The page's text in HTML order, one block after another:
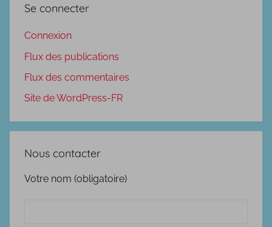
Se connecter
Connexion
Flux des publications
Flux des commentaires
Site de WordPress-FR
Nous contacter
Votre nom (obligatoire)